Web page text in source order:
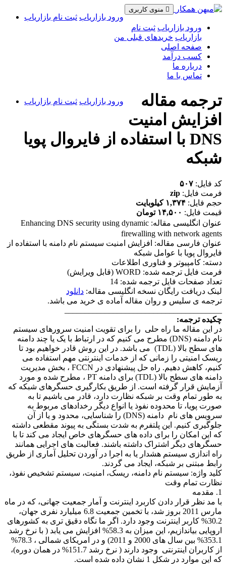
منوی کاربری
ورود بازاریاب ثبت نام بازاریاب
ورود بازاریاب ثبت نام
بازاریاب خریدهای قبلی من
صفحه اصلی
کسب درآمد
درباره ما
تماس با ما
ورود بازاریاب ثبت نام بازاریاب
ترجمه مقاله
افزایش امنیت
DNS با استفاده از فایروال پویا
شبکه
کد فایل: ۵۰۷
فرمت فایل: zip
حجم فایل: ۱,۳۷۴ کیلوبایت
قیمت فایل: ۱۴,۵۰۰ تومان
عنوان انگلیسی مقاله: Enhancing DNS security using dynamic
firewalling with network agents
عنوان فارسی مقاله: افزایش امنیت سیستم نام دامنه با استفاده از
فایروال پویا با عوامل شبکه
دسته: کامپیوتر و فناوری اطلاعات
فرمت فایل ترجمه شده: WORD (قابل ویرایش)
تعداد صفحات فایل ترجمه شده: 14
لینک دریافت رایگان نسخه انگلیسی مقاله: دانلود
ترجمه ی سلیس و روان مقاله آماده ی خرید می باشد.
چکیده ترجمه:
در این مقاله ما راه حلی را برای تقویت امنیت سرورهای سیستم
نام دامنه (DNS) مطرح می کنیم که در ارتباط با یک یا چند دامنه
های سطح بالا (TDL) می باشد. در این روش قادر خواهیم بود تا
ریسک امنیتی را زمانی که از خدمات اینترنتی مهم استفاده می
کنیم، کاهش دهیم. راه حل پیشنهادی در FCCN ، بخش مدیریت
دامنه های سطح بالا (TDL) برای دامنه PT ، مطرح شده و مورد
آزمایش قرار گرفته است. از طریق بکارگیری حسگرهای شبکه که
به طور تمام وقت بر شبکه نظارت دارد، قادر می باشیم تا به
صورت پویا، تا محدوده نفوذ یا انواع دیگر رخدادهای مربوط به
سرویس های نام دامنه (DNS) را شناسایی، محدود و یا از آن
جلوگیری کنیم. این پلتفرم به شدت بستگی به پیوند مقطعی داشته
که این امکان را برای داده های حسگرهای خاص ایجاد می کند تا با
حسگرهای دیگر اشتراک داشته باشند. فعالیت های اجرایی همانند
راه اندازی سیستم هشدار یا به اجرا در آوردن تحلیل آماری از طریق
رابط مبتنی بر شبکه، ایجاد می گردند.
کلید واژه: سیستم نام دامنه، ریسک، امنیت، سیستم تشخیص نفوذ،
نظارت تمام وقت
1. مقدمه
با مد نظر قرار دادن کاربرد اینترنت و آمار جمعیت جهانی، که در ماه
مارس 2011 بروز شد، با تخمین جمعیت 6.8 میلیارد نفری جهان،
30.2% کاربر اینترنت وجود دارد. اگر ما نگاه دقیق تری به کشورهای
اروپایی بیاندازیم، این میزان به 58.3% افزایش می یابد ( با نرخ رشد
353.1% بین سال های 2000 و 2011) و در امریکای شمالی ، 78.3%
از کاربران اینترنتی وجود دارند ( نرخ رشد 151.7% در همان دوره)،
که این موارد در شکل 1 نشان داده شده است.